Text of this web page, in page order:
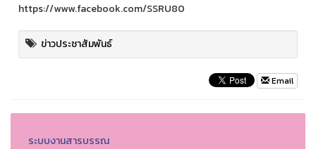
https://www.facebook.com/SSRU80
ข่าวประชาสัมพันธ์
Email
ระบบงานสารบรรณ